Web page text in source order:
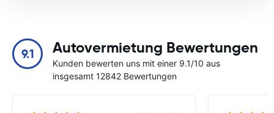
9.1 Autovermietung Bewertungen
Kunden bewerten uns mit einer 9.1/10 aus
insgesamt 12842 Bewertungen